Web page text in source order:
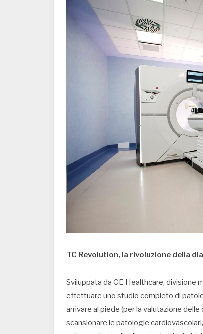
TC Revolution, la rivoluzione della
Sviluppata da GE Healthcare, divisione
effettuare uno studio completo di
arrivare al piede (per la valutazione
scansionare le patologie